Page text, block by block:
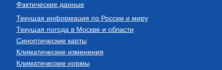
Фактические данные
Текущая информация по России и миру
Текущая погода в Москве и области
Синоптические карты
Климатические изменения
Климатические нормы